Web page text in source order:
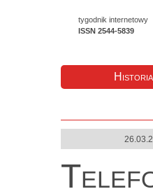
Historia
tygodnik internetowy
ISSN 2544-5839